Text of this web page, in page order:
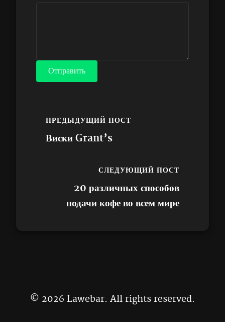
Отправить
ПРЕДЫДУЩИЙ ПОСТ
Виски Grant’s
СЛЕДУЮЩИЙ ПОСТ
20 различных способов
подачи кофе во всем мире
© 2026 Lawebar. All rights reserved.